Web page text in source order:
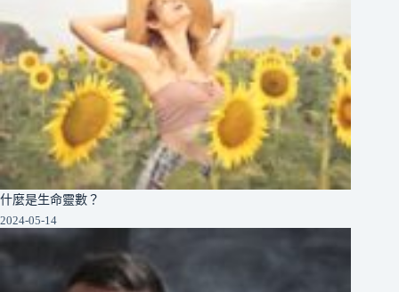
什麼是生命靈數？
2024-05-14